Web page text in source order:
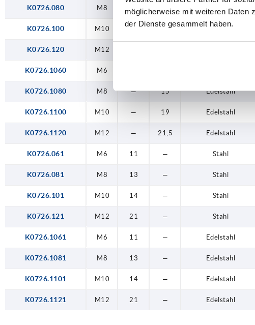
möglicherweise mit weiteren Daten
der Dienste gesammelt haben.
K0726.080 M8 — Stahl
K0726.100 M10 — 19 Stahl
K0726.120 M12
K0726.1060 M6
K0726.1080 M8 — 15 Edelstahl
K0726.1100 M10 — 19 Edelstahl
K0726.1120 M12 — 21,5 Edelstahl
K0726.061 M6 11 — Stahl
K0726.081 M8 13 — Stahl
K0726.101 M10 14 — Stahl
K0726.121 M12 21 — Stahl
K0726.1061 M6 11 — Edelstahl
K0726.1081 M8 13 — Edelstahl
K0726.1101 M10 14 — Edelstahl
K0726.1121 M12 21 — Edelstahl